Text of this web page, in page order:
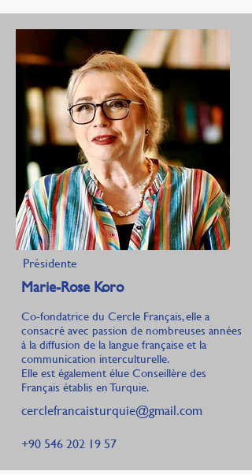
Présidente
Marie-Rose Koro
Co-fondatrice du Cercle Français, elle a
consacré avec passion de nombreuses années
à la diffusion de la langue française et la
communication interculturelle.
Elle est également élue Conseillère des
Français établis en Turquie.
cerclefrancaisturquie@gmail.com
+90 546 202 19 57